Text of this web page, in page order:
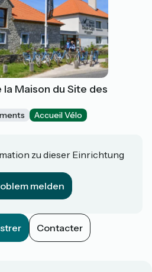
la Maison du Site des
Accueil Vélo
zu dieser Einrichtung
melden
Contacter